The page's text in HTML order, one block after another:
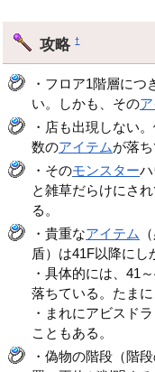
攻略†
・フロア1階層につ
い。しかも、その
・店も出現しない。
数のアイテムが落ち
・そのモンスター
と雑草だらけにさ
る。
・貴重なアイテム
盾）は41F以降にし
・具体的には、41
落ちている。たま
・まれにアビスド
こともある。
・偽物の階段（階